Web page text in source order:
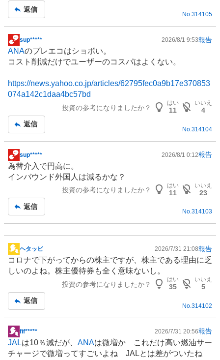
返信
No.314105
掲
示
板
事
sup***** 2026/8/1 9:53報告
ANAのプレエコはショボい。
コスト削減だけでユーザーのコスパはよくない。
https://news.yahoo.co.jp/articles/62795fec0a9b17e370853
074a142c1daa4bc57bd
投資の参考になりましたか？
はい
11
いいえ
4
返信
No.314104
掲
示
板
sup***** 2026/8/1 0:12報告
為替介入で円高に。
インバウンド外国人は減るかな？
投資の参考になりましたか？
はい
11
いいえ
23
返信
No.314103
掲
示
板
ヘタッピ 2026/7/31 21:08報告
コロナで下がってからの株主ですが、株主である理由に乏
しいのよね。 株主優待券も全く意味ないし。
投資の参考になりましたか？
はい
35
いいえ
5
返信
No.314102
掲
示
板
fif***** 2026/7/31 20:56報告
JALは10％減だが、 ANAは微増か これだけ高い燃油サー
チャージで微増ってすごいよね JALとは差がついたね